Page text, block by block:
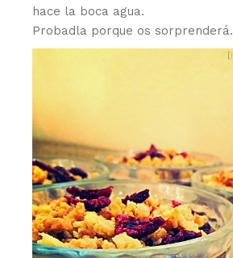
hace la boca agua.
Probadla porque os sorprenderá.